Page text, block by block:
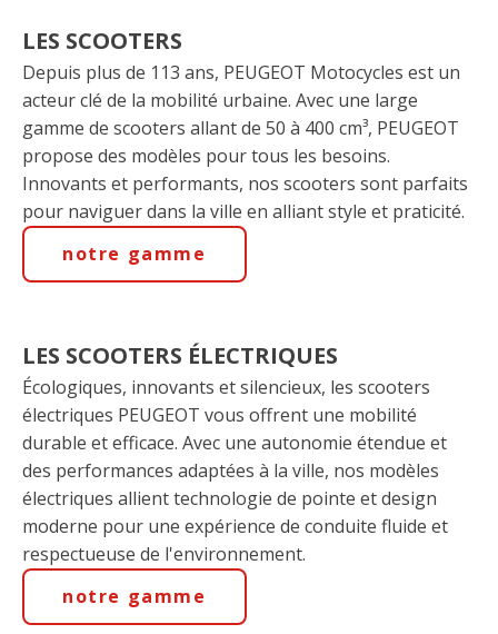
LES SCOOTERS
Depuis plus de 113 ans, PEUGEOT Motocycles est un
acteur clé de la mobilité urbaine. Avec une large
gamme de scooters allant de 50 à 400 cm³, PEUGEOT
propose des modèles pour tous les besoins.
Innovants et performants, nos scooters sont parfaits
pour naviguer dans la ville en alliant style et praticité.
notre gamme
LES SCOOTERS ÉLECTRIQUES
Écologiques, innovants et silencieux, les scooters
électriques PEUGEOT vous offrent une mobilité
durable et efficace. Avec une autonomie étendue et
des performances adaptées à la ville, nos modèles
électriques allient technologie de pointe et design
moderne pour une expérience de conduite fluide et
respectueuse de l'environnement.
notre gamme